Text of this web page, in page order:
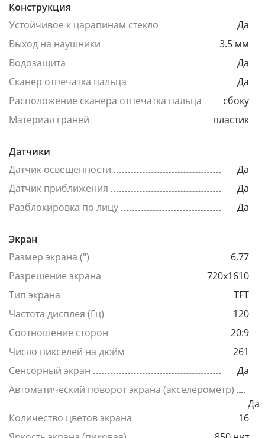
Конструкция
Устойчивое к царапинам стекло
Да
Выход на наушники
3.5 мм
Водозащита
Да
Сканер отпечатка пальца
Да
Расположение сканера отпечатка пальца
сбоку
Материал граней
пластик
Датчики
Датчик освещенности
Да
Датчик приближения
Да
Разблокировка по лицу
Да
Экран
Размер экрана (")
6.77
Разрешение экрана
720x1610
Тип экрана
TFT
Частота дисплея (Гц)
120
Соотношение сторон
20:9
Число пикселей на дюйм
261
Сенсорный экран
Да
Автоматический поворот экрана (акселерометр)
Да
Количество цветов экрана
16